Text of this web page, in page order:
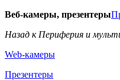
Веб-камеры, презентеры
Назад к Периферия и
Web-камеры
Презентеры